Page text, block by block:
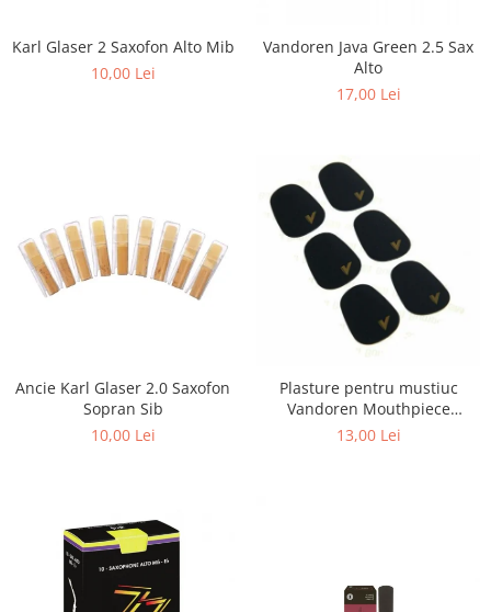
Karl Glaser 2 Saxofon Alto Mib
10,00 Lei
Vandoren Java Green 2.5 Sax
Alto
17,00 Lei
Ancie Karl Glaser 2.0 Saxofon
Sopran Sib
10,00 Lei
Plasture pentru mustiuc
Vandoren Mouthpiece
Cushions 0,80 mm BK
13,00 Lei